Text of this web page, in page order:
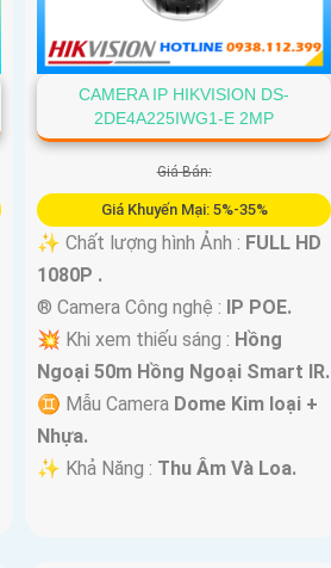
CAMERA IP HIKVISION DS-
2DE4A225IWG1-E 2MP
Giá Bán:
Giá Khuyến Mại: 5%-35%
✨ Chất lượng hình Ảnh : FULL HD
1080P .
®️ Camera Công nghệ :
IP POE.
💥 Khi xem thiếu sáng : Hồng
Ngoại 50m Hồng Ngoại Smart IR.
♊ Mẫu Camera Dome Kim loại +
Nhựa.
️✨ Khả Năng : Thu Âm Và Loa.